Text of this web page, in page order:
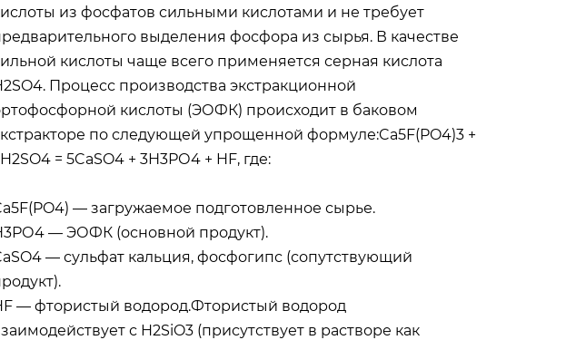
из фосфатов сильными кислотами и не требует
выделения фосфора из сырья. В качестве
кислоты чаще всего применяется серная кислота
Процесс производства экстракционной
кислоты (ЭОФК) происходит в баковом
по следующей упрощенной формуле:Ca5F(PO4)3 +
= 5CaSO4 + 3Н3РО4 + HF, где:
— загружаемое подготовленное сырье.
— ЭОФК (основной продукт).
— сульфат кальция, фосфогипс (сопутствующий
— фтористый водород.Фтористый водород
с H2SiO3 (присутствует в растворе как